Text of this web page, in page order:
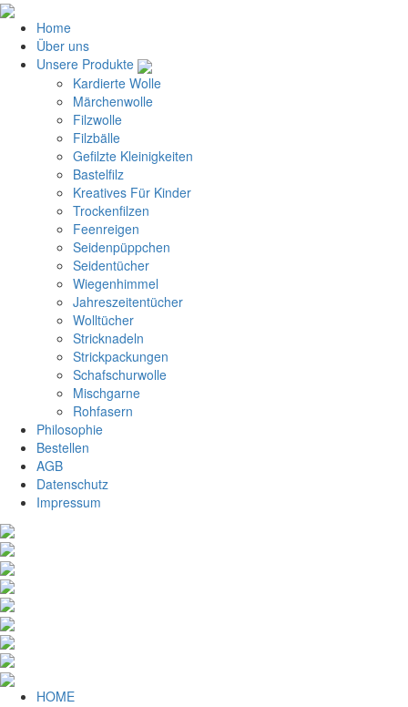
Home
Über uns
Unsere Produkte
Kardierte Wolle
Märchenwolle
Filzwolle
Filzbälle
Gefilzte Kleinigkeiten
Bastelfilz
Kreatives Für Kinder
Trockenfilzen
Feenreigen
Seidenpüppchen
Seidentücher
Wiegenhimmel
Jahreszeitentücher
Wolltücher
Stricknadeln
Strickpackungen
Schafschurwolle
Mischgarne
Rohfasern
Philosophie
Bestellen
AGB
Datenschutz
Impressum
HOME